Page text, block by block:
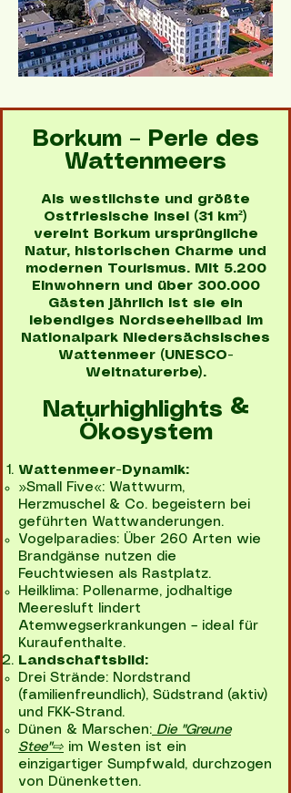
Borkum – Perle des
Wattenmeers
Als westlichste und größte
Ostfriesische Insel (31 km²)
vereint Borkum ursprüngliche
Natur, historischen Charme und
modernen Tourismus. Mit 5.200
Einwohnern und über 300.000
Gästen jährlich ist sie ein
lebendiges Nordseeheilbad im
Nationalpark Niedersächsisches
Wattenmeer (UNESCO-
Weltnaturerbe).
Naturhighlights &
Ökosystem
Wattenmeer-Dynamik:
»Small Five«: Wattwurm,
Herzmuschel & Co. begeistern bei
geführten Wattwanderungen.
Vogelparadies: Über 260 Arten wie
Brandgänse nutzen die
Feuchtwiesen als Rastplatz.
Heilklima: Pollenarme, jodhaltige
Meeresluft lindert
Atemwegserkrankungen – ideal für
Kuraufenthalte.
Landschaftsbild:
Drei Strände: Nordstrand
(familienfreundlich), Südstrand (aktiv)
und FKK-Strand.
Dünen & Marschen: Die "Greune
Stee"⇨ im Westen ist ein
einzigartiger Sumpfwald, durchzogen
von Dünenketten.